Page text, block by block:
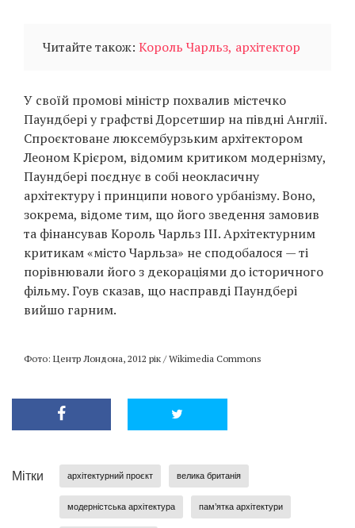
Читайте також: Король Чарльз, архітектор
У своїй промові міністр похвалив містечко
Паундбері у графстві Дорсетшир на півдні Англії.
Спроєктоване люксембурзьким архітектором
Леоном Крієром, відомим критиком модернізму,
Паундбері поєднує в собі неокласичну
архітектуру і принципи нового урбанізму. Воно,
зокрема, відоме тим, що його зведення замовив
та фінансував Король Чарльз ІІІ. Архітектурним
критикам «місто Чарльза» не сподобалося — ті
порівнювали його з декораціями до історичного
фільму. Гоув сказав, що насправді Паундбері
вийшо гарним.
Фото: Центр Лондона, 2012 рік / Wikimedia Commons
Мітки архітектурний проєкт велика британія
модерністська архітектура пам’ятка архітектури